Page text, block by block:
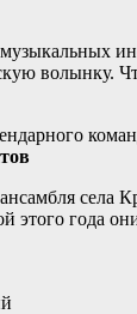
волынку.
села
этого года